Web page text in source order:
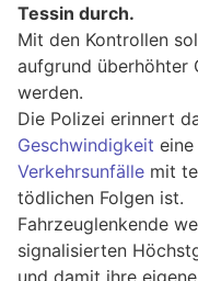
Tessin durch.
Mit den Kontrollen
aufgrund überhöhter
werden.
Die Polizei erinnert
Geschwindigkeit
Verkehrsunfälle mit
tödlichen Folgen ist.
Fahrzeuglenkende
signalisierten